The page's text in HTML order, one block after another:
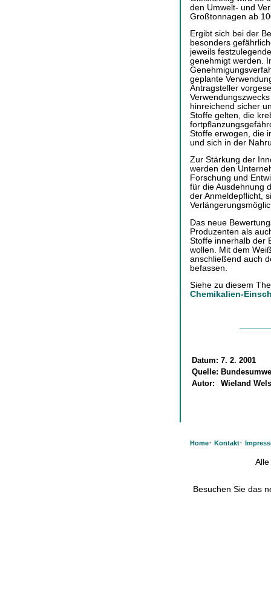
den Umwelt- und
Großtonnagen ab
Ergibt sich bei der
besonders
jeweils
genehmigt werden.
geplante
Antragsteller
hinreichend sicher
Stoffe gelten, die
Stoffe erwogen, die
und sich in der
Zur Stärkung der
werden den
Forschung und
für die Ausdehnung
der Anmeldepflicht,
Das neue
Produzenten als
Stoffe innerhalb der
wollen. Mit dem
anschließend auch
befassen.
Siehe zu diesem
Chemikalien-
Datum: 7. 2. 2001
Quelle:
Autor:
Wieland
Home· Kontakt·
Besuchen Sie das